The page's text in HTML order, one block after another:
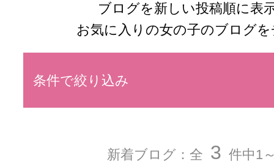
ブログを新しい投稿順に表
お気に入りの女の子のブログ
条件で絞り込み
新着ブログ：全 3 件中1